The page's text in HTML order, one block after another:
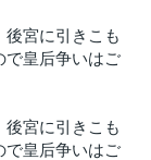
宮に引きこも
で皇后争いはご
宮に引きこも
で皇后争いはご